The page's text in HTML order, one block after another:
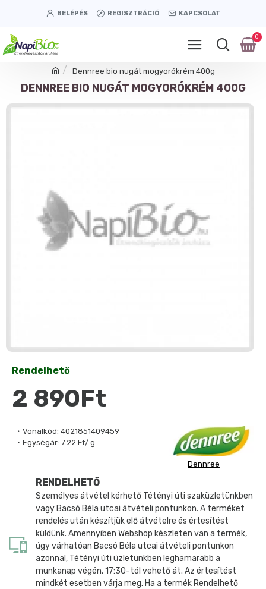
BELÉPÉS REGISZTRÁCIÓ KAPCSOLAT
0
Dennree bio nugát mogyorókrém 400g
DENNREE BIO NUGÁT MOGYORÓKRÉM 400G
Vonalkód: 4021851409459
Egységár: 7.22 Ft/ g
Dennree
Rendelhető
2 890Ft
RENDELHETŐ
Személyes átvétel kérhető Tétényi úti szaküzletünkben
vagy Bacsó Béla utcai átvételi pontunkon. A terméket
rendelés után készítjük elő átvételre és értesítést
küldünk. Amennyiben Webshop készleten van a termék,
úgy várhatóan Bacsó Béla utcai átvételi pontunkon
azonnal, Tétényi úti üzletünkben leghamarabb a
munkanap végén, 17:30-tól vehető át. Az értesítést
mindkét esetben várja meg. Ha a termék Rendelhető